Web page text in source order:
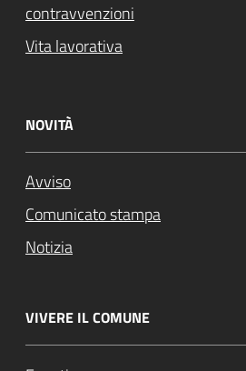
contravvenzioni
Vita lavorativa
NOVITÀ
Avviso
Comunicato stampa
Notizia
VIVERE IL COMUNE